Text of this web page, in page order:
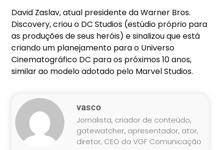
David Zaslav, atual presidente da Warner Bros.
Discovery, criou o DC Studios (estúdio próprio para
as produções de seus heróis) e sinalizou que está
criando um planejamento para o Universo
Cinematográfico DC para os próximos 10 anos,
similar ao modelo adotado pelo Marvel Studios.
vasco
Jornalista, criador de conteúdo,
gatewatcher, apresentador, ator,
diretor, CEO da VGF Comunicação